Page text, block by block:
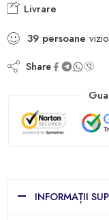
Livrare
39 persoane
Share
INFORMAȚII